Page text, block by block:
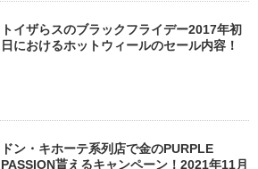
トイザらスのブラックフライデー2017年初
日におけるホットウィールのセール内容！
ドン・キホーテ系列店で金のPURPLE
PASSION貰えるキャンペーン！2021年11月